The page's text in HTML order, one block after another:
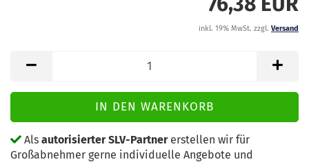
inkl. 19% MwSt. zzgl. Versand
Als autorisierter SLV-Partnererstellen wir für
Großabnehmer gerne individuelle Angebote und